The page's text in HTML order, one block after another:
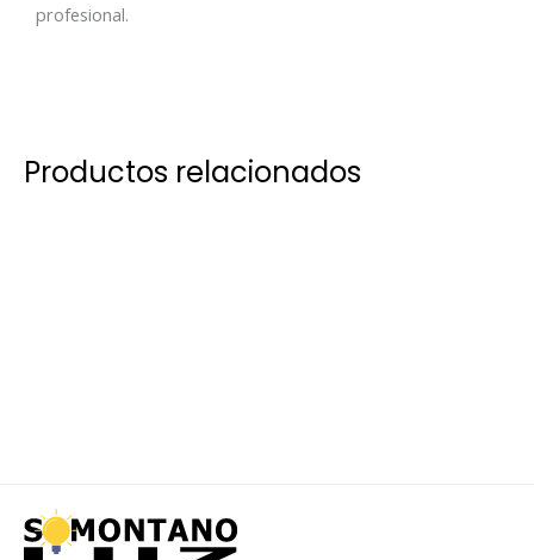
profesional.
Productos relacionados